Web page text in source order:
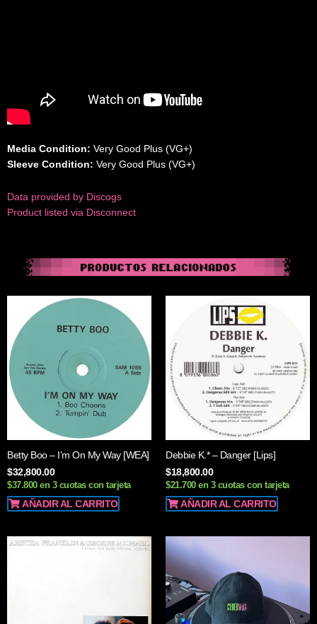
Media Condition: Very Good Plus (VG+)
Sleeve Condition: Very Good Plus (VG+)
Data provided by Discogs
Product listed via Disconnect
Betty Boo – I’m On My Way [WEA]
$32,800.00
$37.800 en 3 cuotas con tarjeta
AÑADIR AL CARRITO
Debbie K.* – Danger [Lips]
$18,800.00
$21.700 en 3 cuotas con tarjeta
AÑADIR AL CARRITO